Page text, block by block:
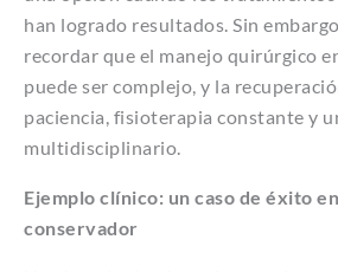
han logrado resultados. Sin
recordar que el manejo quirúrgico
puede ser complejo, y la
paciencia, fisioterapia constante y
multidisciplinario.
Ejemplo clínico: un caso de éxito
conservador